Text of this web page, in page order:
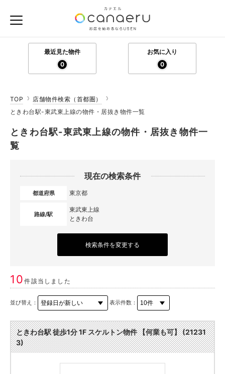
最近見た物件
0
お気に入り
0
TOP
店舗物件検索（首都圏）
ときわ台駅-東武東上線の物件・居抜き物件一覧
ときわ台駅-東武東上線の物件・居抜き物件一
覧
現在の検索条件
都道府県 東京都
路線/駅
東武東上線
ときわ台
検索条件を変更する
10件該当しました
並び替え： 表示件数：
ときわ台駅 徒歩1分 1F スケルトン物件 【何業も可】 (21231
3)